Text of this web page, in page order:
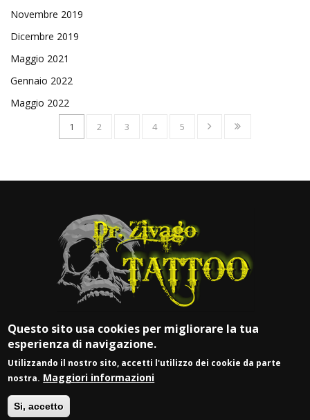
Novembre 2019
Dicembre 2019
Maggio 2021
Gennaio 2022
Maggio 2022
1 2 3 4 5
Questo sito usa cookies per migliorare la tua
esperienza di navigazione.
Utilizzando il nostro sito, accetti l'utilizzo dei cookie da parte
nostra. Maggiori informazioni
Si, accetto